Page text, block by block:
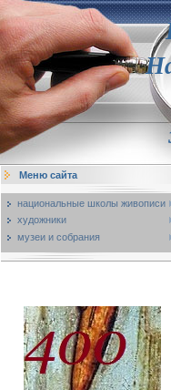
Меню сайта
национальные школы живописи
художники
музеи и собрания